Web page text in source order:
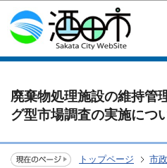
このページの
廃棄物処理施設の維持管
グ型市場調査の実施につ
トップページ 市